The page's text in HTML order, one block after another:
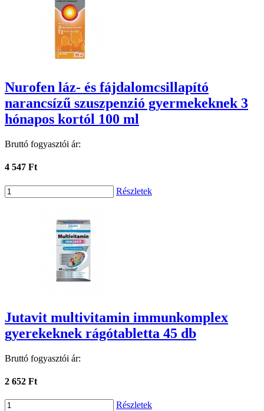
Nurofen láz- és fájdalomcsillapító
narancsízű szuszpenzió gyermekeknek 3
hónapos kortól 100 ml
Bruttó fogyasztói ár:
4 547 Ft
Részletek
Jutavit multivitamin immunkomplex
gyerekeknek rágótabletta 45 db
Bruttó fogyasztói ár:
2 652 Ft
Részletek